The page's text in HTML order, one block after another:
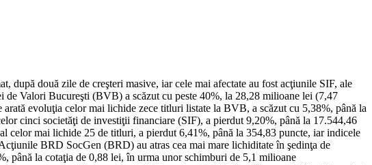
două zile de creşteri masive, iar cele mai afectate au fost acţiunile SIF, ale
de Valori Bucureşti (BVB) a scăzut cu peste 40%, la 28,28 milioane lei (7,47
evoluţia celor mai lichide zece titluri listate la BVB, a scăzut cu 5,38%, până la
cinci societăţi de investiţii financiare (SIF), a pierdut 9,20%, până la 17.544,46
mai lichide 25 de titluri, a pierdut 6,41%, până la 354,83 puncte, iar indicele
BRD SocGen (BRD) au atras cea mai mare lichiditate în şedinţa de
până la cotaţia de 0,88 lei, în urma unor schimburi de 5,1 milioane